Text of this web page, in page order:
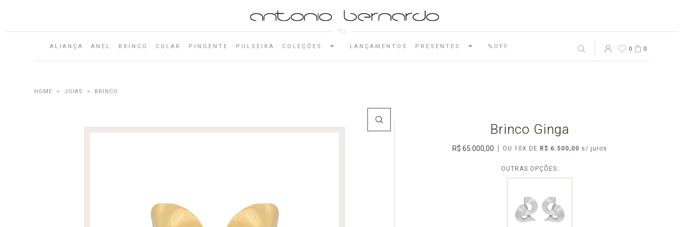
ALIANÇA ANEL BRINCO COLAR PINGENTE PULSEIRA COLEÇÕES LANÇAMENTOS PRESENTES %OFF 0 0
JOIAS BRINCO
Brinco Ginga
R$ 65.000,00 OU 10X DE R$ 6.500,00
OUTRAS OPÇÕES: